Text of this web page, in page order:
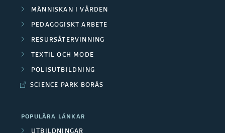
MÄNNISKAN I VÅRDEN
PEDAGOGISKT ARBETE
RESURSÅTERVINNING
TEXTIL OCH MODE
POLISUTBILDNING
SCIENCE PARK BORÅS
POPULÄRA LÄNKAR
UTBILDNINGAR